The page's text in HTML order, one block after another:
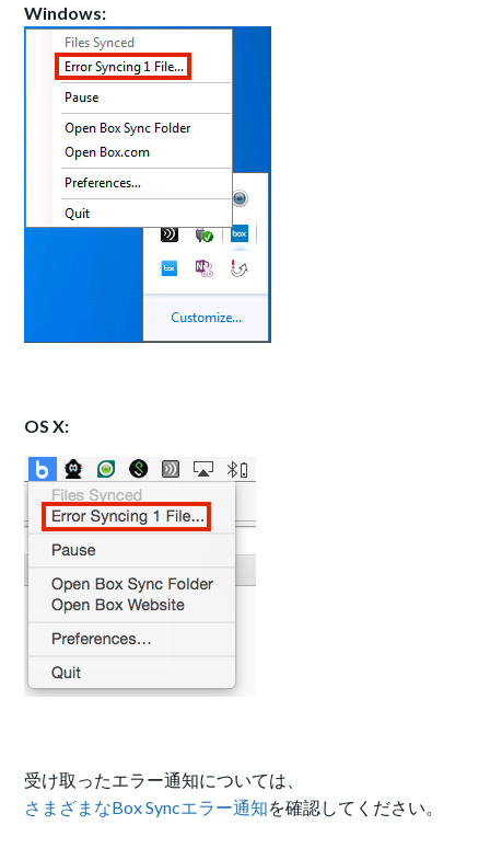
Windows:
OS X:
受け取ったエラー通知については、
さまざまなBox Syncエラー通知を確認してください。